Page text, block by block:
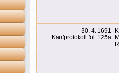
30. 4. 1691
Kaufprotokoll fol. 125a